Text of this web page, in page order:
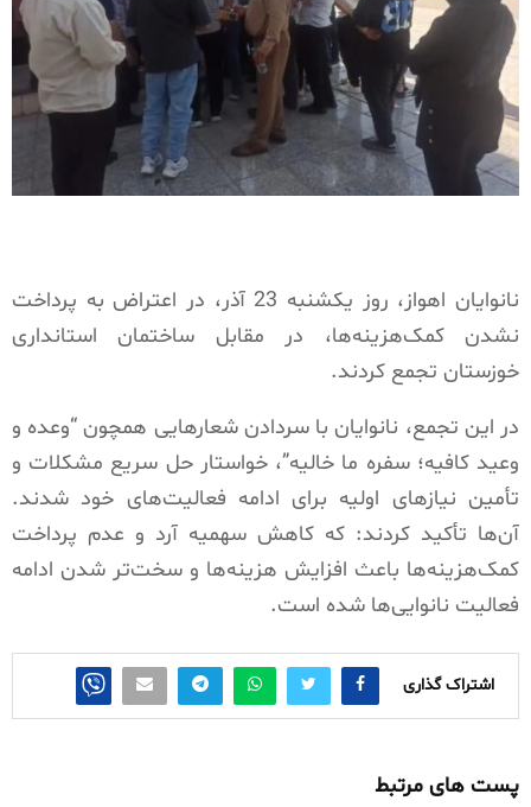
نانوایان اهواز، روز یکشنبه 23 آذر، در اعتراض به پرداخت
نشدن کمک‌هزینه‌ها، در مقابل ساختمان استانداری
خوزستان تجمع کردند.
در این تجمع، نانوایان با سردادن شعارهایی همچون “وعده و
وعید کافیه؛ سفره ما خالیه”، خواستار حل سریع مشکلات و
تأمین نیازهای اولیه برای ادامه فعالیت‌های خود شدند.
آن‌ها تأکید کردند: که کاهش سهمیه آرد و عدم پرداخت
کمک‌هزینه‌ها باعث افزایش هزینه‌ها و سخت‌تر شدن ادامه
فعالیت نانوایی‌ها شده است.
اشتراک گذاری
پست های مرتبط